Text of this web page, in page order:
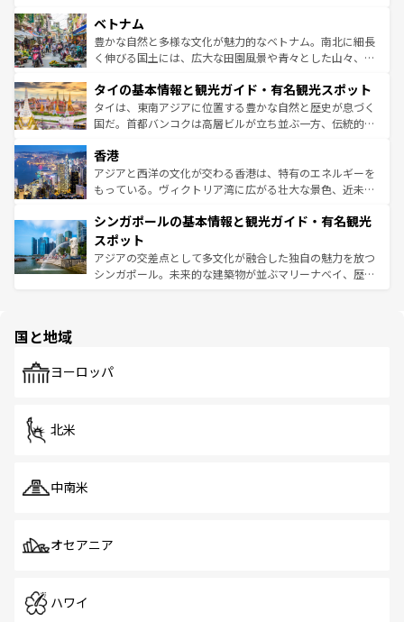
参照してほしい。
容にもいいと評判のスイーツなど、バラエティ豊かな料理
が味わえる。 なお、新着の台湾情報は コンテンツ一覧を参
照してほしい。
き、地方に足を延ばせば四季折々の自然美を楽しむことが
できる。そして、キムチや焼肉、絶品のストリートフード
まで、さまざまな韓国料理が待っている。夜には、韓国な
リティに包まれながら、韓国の多彩な魅力を心ゆくまで味
わってみてほしい。 なお、新着の韓国情報はコンテンツ一
覧を参照してほしい。
ベトナム
豊かな自然と多様な文化が魅力的なベトナム。南北に細長
く伸びる国土には、広大な田園風景や青々とした山々、世
急速な発展と共に伝統が息づく。ハノイの古い町並みやホ
ーチミン市のフランス統治時代の建物も、独特の雰囲気を
醸し出している。また、バラエティの豊かさとおいしさで
とつ。フォーやバインミー、ベトナムコーヒーなどは、ぜ
ひ現地で味わいたい。どの地域を訪れてもあたたかい人々
が旅行者を迎えてくれるので、きっと忘れられない旅にな
参照してほしい。
タイの基本情報と観光ガイド・有名観光スポット
タイは、東南アジアに位置する豊かな自然と歴史が息づく
国だ。首都バンコクは高層ビルが立ち並ぶ一方、伝統的な
の活気が交差している。北部ではチェンマイなどの山岳地
帯で自然と触れ合い、南部ではプーケットやクラビの美し
いビーチでリゾート気分を楽しむことができる。タイ料理
激する。気候は一年中温暖で、どの季節にも異なる楽しみ
が待っている。親しみやすいタイの人々、仏教を中心とし
た文化、そして多様な観光資源が、訪れる旅人を魅了し続
ける。 なお、新着のタイ情報はコンテンツ一覧を参照して
香港
アジアと西洋の文化が交わる香港は、特有のエネルギーを
もっている。ヴィクトリア湾に広がる壮大な景色、近未来
み、どこを訪れても感動するはず。観光スポットが密集し
ており、効率よく見どころを回れるのも魅力。息をのむよ
うな絶景から文化的な体験まで、香港を存分に楽しみ尽く
そう。 なお、新着の香港情報はコンテンツ一覧を参照して
シンガポールの基本情報と観光ガイド・有名観光
スポット
アジアの交差点として多文化が融合した独自の魅力を放つ
シンガポール。未来的な建築物が並ぶマリーナベイ、歴史
で、ホーカーズは地元の風情を楽しめる外せないスポット
国と地域
ヨーロッパ
北米
中南米
オセアニア
ハワイ